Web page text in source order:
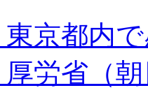
東京都内
労省（朝